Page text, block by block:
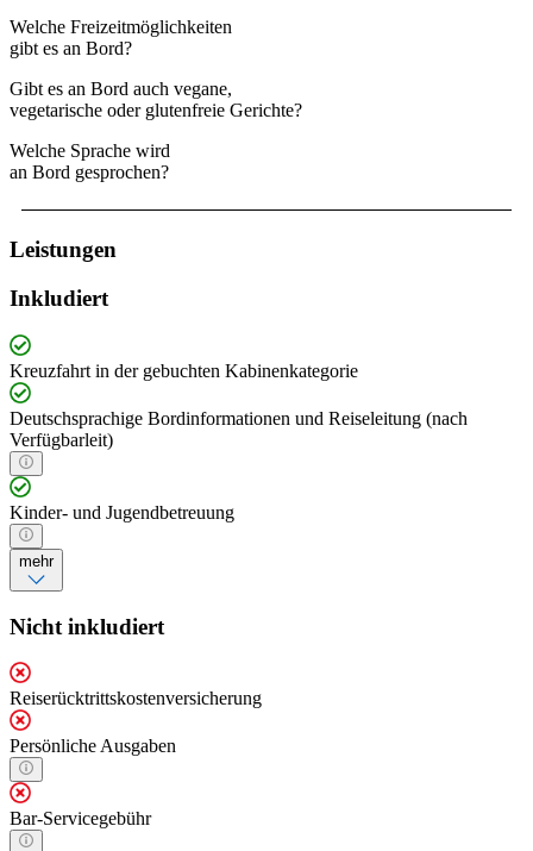
Welche Freizeitmöglichkeiten
gibt es an Bord?
Gibt es an Bord auch vegane,
vegetarische oder glutenfreie Gerichte?
Welche Sprache wird
an Bord gesprochen?
Leistungen
Inkludiert
Kreuzfahrt in der gebuchten Kabinenkategorie
Deutschsprachige Bordinformationen und Reiseleitung (nach
Verfügbarleit)
Kinder- und Jugendbetreuung
mehr
Nicht inkludiert
Reiserücktrittskostenversicherung
Persönliche Ausgaben
Bar-Servicegebühr